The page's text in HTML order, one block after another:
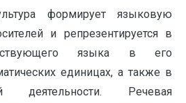
формирует языковую
и репрезентируется в
языка в его
единицах, а также в
деятельности. Речевая